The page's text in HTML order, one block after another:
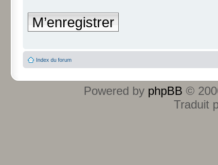
M’enregistrer
Index du forum
Powered by phpBB ©
Traduit